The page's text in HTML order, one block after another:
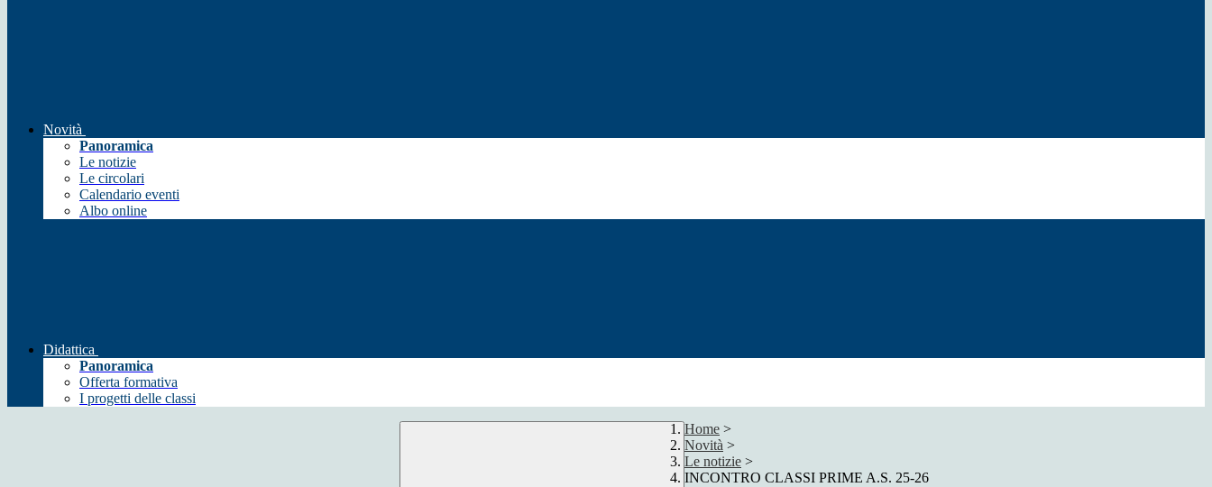
Novità
Panoramica
Le notizie
Le circolari
Calendario eventi
Albo online
Didattica
Panoramica
Offerta formativa
I progetti delle classi
Home >
Novità >
Le notizie >
INCONTRO CLASSI PRIME A.S. 25-26